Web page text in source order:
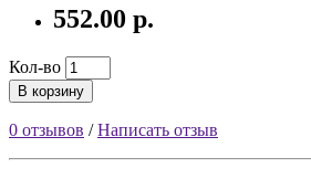
552.00 р.
Кол-во
В корзину
0 отзывов /Написать отзыв